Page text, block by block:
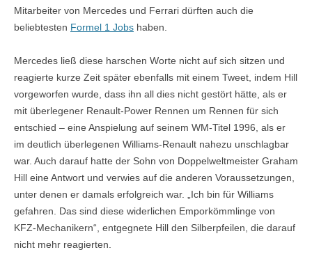
Mitarbeiter von Mercedes und Ferrari dürften auch die
beliebtesten Formel 1 Jobs haben.
Mercedes ließ diese harschen Worte nicht auf sich sitzen und
reagierte kurze Zeit später ebenfalls mit einem Tweet, indem Hill
vorgeworfen wurde, dass ihn all dies nicht gestört hätte, als er
mit überlegener Renault-Power Rennen um Rennen für sich
entschied – eine Anspielung auf seinem WM-Titel 1996, als er
im deutlich überlegenen Williams-Renault nahezu unschlagbar
war. Auch darauf hatte der Sohn von Doppelweltmeister Graham
Hill eine Antwort und verwies auf die anderen Voraussetzungen,
unter denen er damals erfolgreich war. „Ich bin für Williams
gefahren. Das sind diese widerlichen Emporkömmlinge von
KFZ-Mechanikern“, entgegnete Hill den Silberpfeilen, die darauf
nicht mehr reagierten.